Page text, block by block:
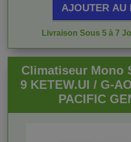
AJOUTER AU
Livraison Sous 5 à 7
Climatiseur Mono
9 KETEW.UI / G-
PACIFIC